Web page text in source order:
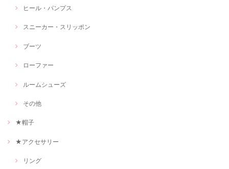
ヒール・パンプス
スニーカー・スリッポン
ブーツ
ローファー
ルームシューズ
その他
★帽子
★アクセサリー
リング